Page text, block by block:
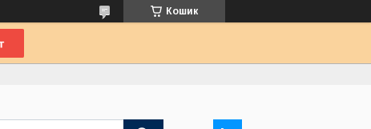
Кошик